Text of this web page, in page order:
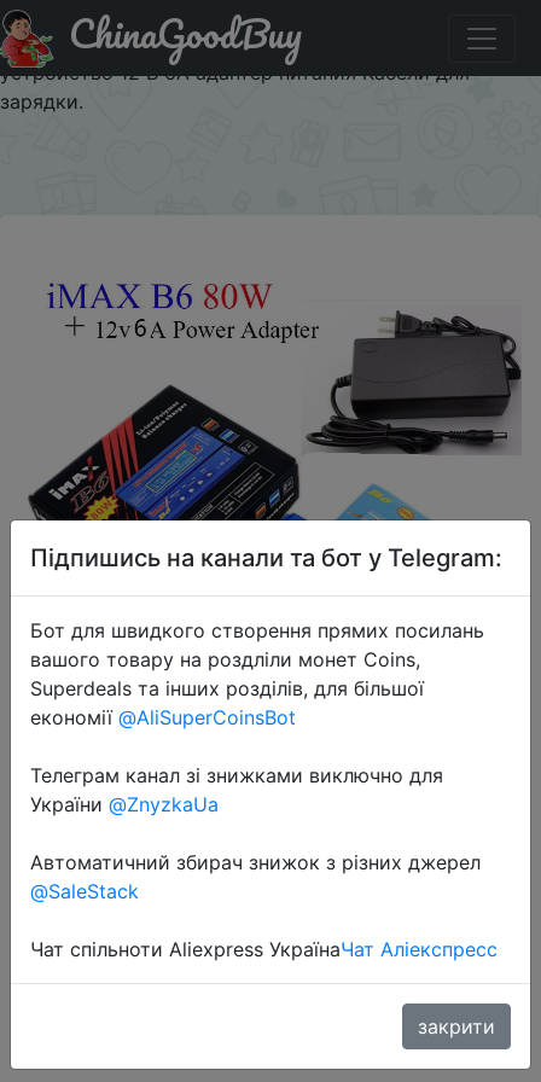
Придбати по знижці Зарядное устройство iMAX B6
зарядное устройство Lipro Digital Balance зарядное
устройство 12 В 6A адаптер питания Кабели для
зарядки.
ChinaGoodBuy
Зарядное устройство iMAX B6
зарядное устройство Lipro Digital
6A адаптер питания Кабели для
зарядки.
$15.07
Підпишись на канали та бот у Telegram:
Бот для швидкого створення прямих посилань
вашого товару на роздліли монет Coins,
Superdeals та інших розділів, для більшої
економії @AliSuperCoinsBot
Телеграм канал зі знижками виключно для
України @ZnyzkaUa
Автоматичний збирач знижок з різних джерел
@SaleStack
Чат спільноти Aliexpress УкраїнаЧат Аліекспресс
закрити